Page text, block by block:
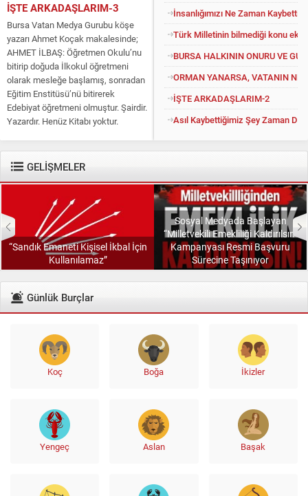
İŞTE ARKADAŞLARIM-3
Bursa Vatan Medya Gurubu köşe
yazarı Ahmet Koçak makalesinde;
AHMET İLBAŞ: Öğretmen Okulu’nu
bitirip doğuda İlkokul öğretmeni
olarak mesleğe başlamış, sonradan
Eğitim Enstitüsü’nü bitirerek
Edebiyat öğretmeni olmuştur. Şairdir.
Yazardır. Henüz Kitabı yoktur.
diyenlere güler geçer. Yüce...
İnsanlığımızı Ne Zaman Kaybettik?
Türk Milletinin bilmediği konu
BURSA HALKININ ONURU VE
ORMAN YANARSA, VATANIN
İŞTE ARKADAŞLARIM-2
Asıl Kaybettiğimiz Şey Zaman
GELİŞMELER
Sosyal Medyada Başlayan
“Milletvekili Emekliliği Kaldırılsın”
Kampanyası Resmi Başvuru
Sürecine Taşınıyor
“Görev Verilirse Bursa İçin
Çalışmaya Hazırız”
Günlük Burçlar
Koç Boğa İkizler
Yengeç Aslan Başak